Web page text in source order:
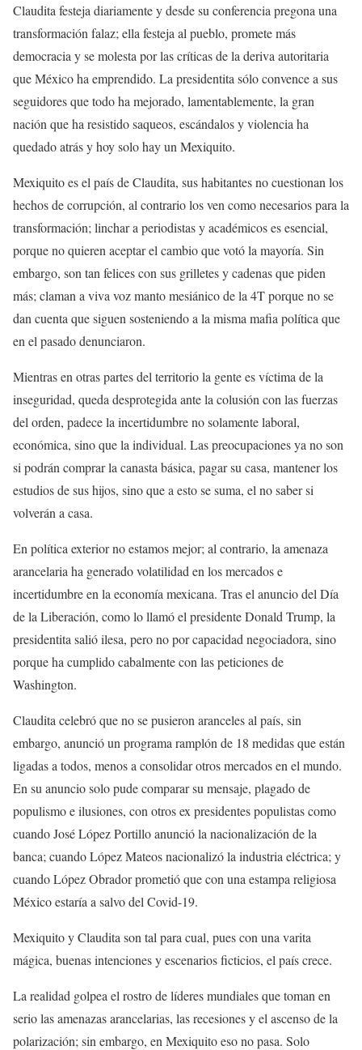
Claudita festeja diariamente y desde su conferencia pregona una
transformación falaz; ella festeja al pueblo, promete más
democracia y se molesta por las críticas de la deriva autoritaria
que México ha emprendido. La presidentita sólo convence a sus
seguidores que todo ha mejorado, lamentablemente, la gran
nación que ha resistido saqueos, escándalos y violencia ha
quedado atrás y hoy solo hay un Mexiquito.
Mexiquito es el país de Claudita, sus habitantes no cuestionan los
hechos de corrupción, al contrario los ven como necesarios para la
transformación; linchar a periodistas y académicos es esencial,
porque no quieren aceptar el cambio que votó la mayoría. Sin
embargo, son tan felices con sus grilletes y cadenas que piden
más; claman a viva voz manto mesiánico de la 4T porque no se
dan cuenta que siguen sosteniendo a la misma mafia política que
en el pasado denunciaron.
Mientras en otras partes del territorio la gente es víctima de la
inseguridad, queda desprotegida ante la colusión con las fuerzas
del orden, padece la incertidumbre no solamente laboral,
económica, sino que la individual. Las preocupaciones ya no son
si podrán comprar la canasta básica, pagar su casa, mantener los
estudios de sus hijos, sino que a esto se suma, el no saber si
volverán a casa.
En política exterior no estamos mejor; al contrario, la amenaza
arancelaria ha generado volatilidad en los mercados e
incertidumbre en la economía mexicana. Tras el anuncio del Día
de la Liberación, como lo llamó el presidente Donald Trump, la
presidentita salió ilesa, pero no por capacidad negociadora, sino
porque ha cumplido cabalmente con las peticiones de
Washington.
Claudita celebró que no se pusieron aranceles al país, sin
embargo, anunció un programa ramplón de 18 medidas que están
ligadas a todos, menos a consolidar otros mercados en el mundo.
En su anuncio solo pude comparar su mensaje, plagado de
populismo e ilusiones, con otros ex presidentes populistas como
cuando José López Portillo anunció la nacionalización de la
banca; cuando López Mateos nacionalizó la industria eléctrica; y
cuando López Obrador prometió que con una estampa religiosa
México estaría a salvo del Covid-19.
Mexiquito y Claudita son tal para cual, pues con una varita
mágica, buenas intenciones y escenarios ficticios, el país crece.
La realidad golpea el rostro de líderes mundiales que toman en
serio las amenazas arancelarias, las recesiones y el ascenso de la
polarización; sin embargo, en Mexiquito eso no pasa. Solo